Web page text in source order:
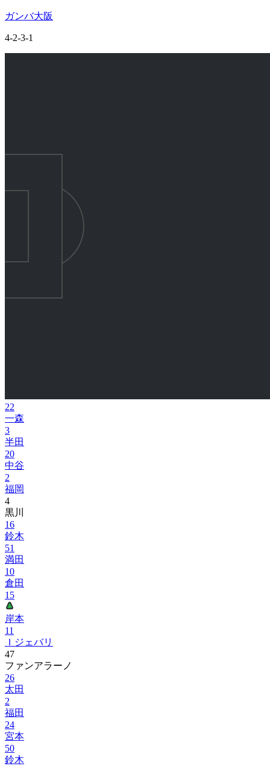
ガンバ大阪
4-2-3-1
22
一森
3
半田
20
中谷
2
福岡
4
黒川
16
鈴木
51
満田
10
倉田
15
岸本
11
Ｉジェバリ
47
ファンアラーノ
26
太田
2
福田
24
宮本
50
鈴木